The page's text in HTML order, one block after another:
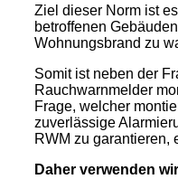
Ziel dieser Norm ist
betroffenen
Wohnungsbrand zu
Somit ist neben der
Rauchwarnmelder
Frage, welcher
zuverlässige
RWM zu garantieren,
Daher verwenden